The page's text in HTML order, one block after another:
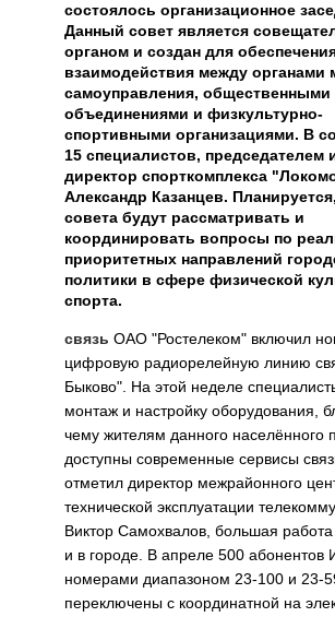
состоялось организационное
Данный совет является
органом и создан для
взаимодействия между органами
самоуправления, общественными
объединениями и физкультурно-
спортивными организациями. В
15 специалистов, председателем
директор спорткомплекса
Александр Казанцев.
совета будут рассматривать и
координировать вопросы по
приоритетных направлений
политики в сфере физической
спорта.
связь ОАО "Ростелеком" включил
цифровую радиорелейную линию
Быково". На этой неделе
монтаж и настройку оборудования,
чему жителям данного населённого
доступны современные сервисы
отметил директор межрайонного
технической эксплуатации
Виктор Самохвалов, большая
и в городе. В апреле 500 абонентов
номерами диапазоном 23-100 и 23-
переключены с координатной на